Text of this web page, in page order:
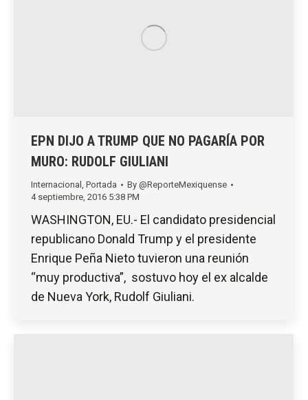
EPN DIJO A TRUMP QUE NO PAGARÍA POR
MURO: RUDOLF GIULIANI
Internacional , Portada By @ReporteMexiquense
4 septiembre, 2016 5:38 PM
WASHINGTON, EU.- El candidato presidencial
republicano Donald Trump y el presidente
Enrique Peña Nieto tuvieron una reunión
“muy productiva”, sostuvo hoy el ex alcalde
de Nueva York, Rudolf Giuliani.